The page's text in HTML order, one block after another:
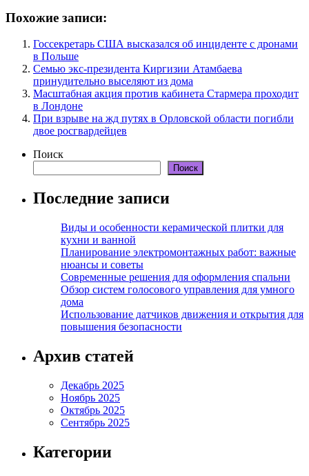
Похожие записи:
Госсекретарь США высказался об инциденте с дронами
в Польше
Семью экс-президента Киргизии Атамбаева
принудительно выселяют из дома
Масштабная акция против кабинета Стармера проходит
в Лондоне
При взрыве на жд путях в Орловской области погибли
двое росгвардейцев
Поиск
Поиск
Последние записи
Виды и особенности керамической плитки для
кухни и ванной
Планирование электромонтажных работ: важные
нюансы и советы
Современные решения для оформления спальни
Обзор систем голосового управления для умного
дома
Использование датчиков движения и открытия для
повышения безопасности
Архив статей
Декабрь 2025
Ноябрь 2025
Октябрь 2025
Сентябрь 2025
Категории